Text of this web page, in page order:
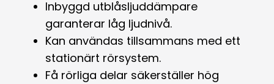
Inbyggd utblåsljuddämpare
garanterar låg ljudnivå.
Kan användas tillsammans med ett
stationärt rörsystem.
Få rörliga delar säkerställer hög